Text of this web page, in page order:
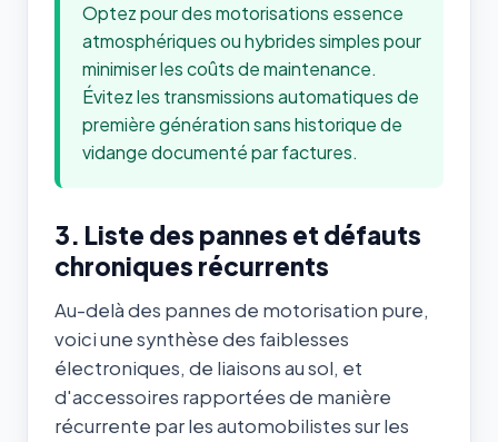
Optez pour des motorisations essence
atmosphériques ou hybrides simples pour
minimiser les coûts de maintenance.
Évitez les transmissions automatiques de
première génération sans historique de
vidange documenté par factures.
3. Liste des pannes et défauts
chroniques récurrents
Au-delà des pannes de motorisation pure,
voici une synthèse des faiblesses
électroniques, de liaisons au sol, et
d'accessoires rapportées de manière
récurrente par les automobilistes sur les